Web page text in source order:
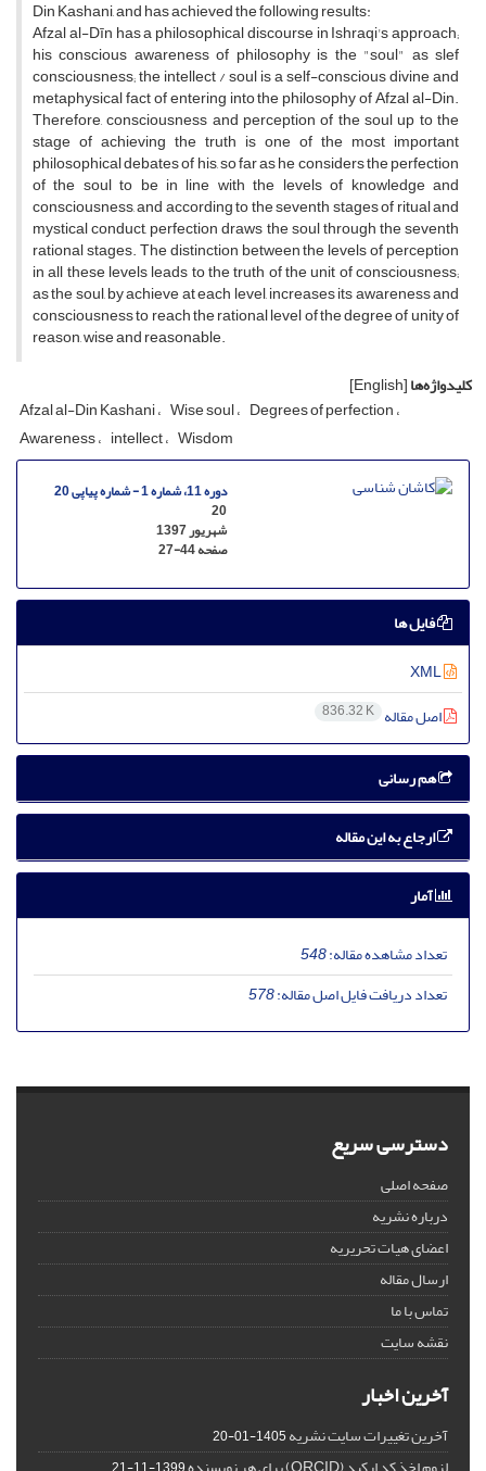
Din Kashani, and has achieved the following results:
Afzal al-Dīn has a philosophical discourse in Ishraqi's approach;
his conscious awareness of philosophy is the "soul" as slef
consciousness; the intellect / soul is a self-conscious divine and
metaphysical fact of entering into the philosophy of Afzal al-Din.
Therefore, consciousness and perception of the soul up to the
stage of achieving the truth is one of the most important
philosophical debates of his, so far as he considers the perfection
of the soul to be in line with the levels of knowledge and
consciousness, and according to the seventh stages of ritual and
mystical conduct, perfection draws the soul through the seventh
rational stages. The distinction between the levels of perception
in all these levels leads to the truth of the unit of consciousness;
as the soul, by achieve at each level, increases its awareness and
consciousness to reach the rational level of the degree of unity of
reason, wise and reasonable.
کلیدواژه‌ها[English]
Afzal al-Din Kashani Wise soul Degrees of perfection
Awareness intellect Wisdom
دوره 11، شماره 1 - شماره پیاپی 20
20
شهریور 1397
صفحه27-44
فایل ها
اصل مقاله 836.32 K
هم رسانی
ارجاع به این مقاله
آمار
تعداد مشاهده مقاله:548
تعداد دریافت فایل اصل مقاله:578
دسترسی سریع
صفحه اصلی
درباره نشریه
اعضای هیات تحریریه
ارسال مقاله
تماس با ما
نقشه سایت
آخرین اخبار
آخرین تغییرات سایت نشریه1405-01-20